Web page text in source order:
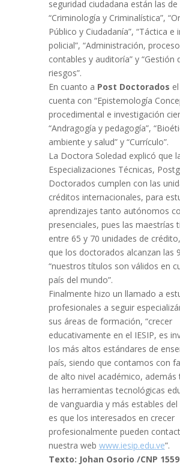
seguridad ciudadana están las de
“Criminología y Criminalística”,
Público y Ciudadanía”, “Táctica e
policial”, “Administración,
contables y auditoría” y “Gestión
riesgos”.
En cuanto a Post Doctorados
cuenta con “Epistemología
procedimental e investigación
“Andragogía y pedagogía”,
ambiente y salud” y “Currículo”.
La Doctora Soledad explicó que
Especializaciones Técnicas,
Doctorados cumplen con las
créditos internacionales, para
aprendizajes tanto autónomos
presenciales, pues las maestrías
entre 65 y 70 unidades de
que los doctorados alcanzan las
“nuestros títulos son válidos en
país del mundo”.
Finalmente hizo un llamado a
profesionales a seguir
sus áreas de formación, “crecer
educativamente en el IESIP, es
los más altos estándares de
país, siendo que contamos con
de alto nivel académico, además
las herramientas tecnológicas
de vanguardia y más estables del
es que los interesados en crecer
profesionalmente pueden
nuestra web www.iesip.edu.ve”.
Texto: Johan Osorio /CNP